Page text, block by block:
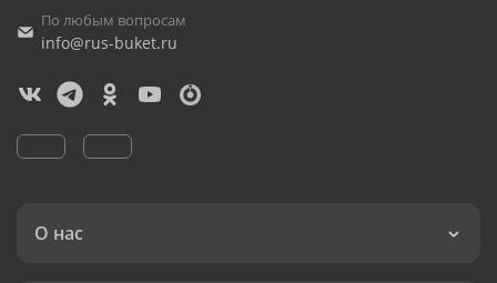
По любым вопросам
info@rus-buket.ru
О нас